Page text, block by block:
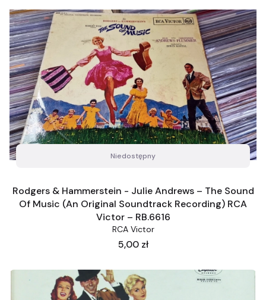
Niedostępny
Rodgers & Hammerstein - Julie Andrews – The Sound
Of Music (An Original Soundtrack Recording) RCA
Victor – RB.6616
RCA Victor
Cena
5,00 zł